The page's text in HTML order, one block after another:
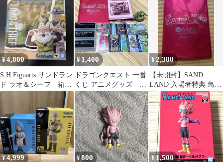
特典セット
¥4,800
S.H.Figuarts サンドラン
ド ラオ＆シーフ 箱傷
あり
¥1,400
ドラゴンクエスト 一番
くじ アニメグッズ サ
ンドランド まとめ売
り
¥ 2,380
【未開封】SAND
LAND 入場者特典 鳥山
明 ハイパーアソート 非
売品
¥4,999 ¥800 ¥ 1,500